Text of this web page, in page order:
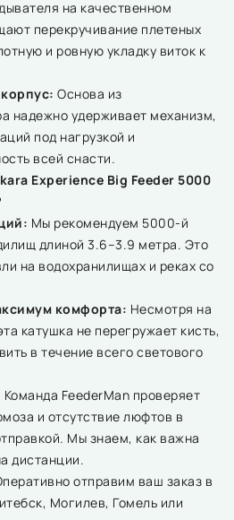
на качественном
перекручивание плетеных
и ровную укладку виток к
Основа из
надежно удерживает механизм,
под нагрузкой и
всей снасти.
Experience Big Feeder 5000
Мы рекомендуем 5000-й
длиной 3.6–3.9 метра. Это
на водохранилищах и реках со
комфорта: Несмотря на
катушка не перегружает кисть,
в течение всего светового
Команда FeederMan проверяет
и отсутствие люфтов в
Мы знаем, как важна
дистанции.
отправим ваш заказ в
Могилев, Гомель или